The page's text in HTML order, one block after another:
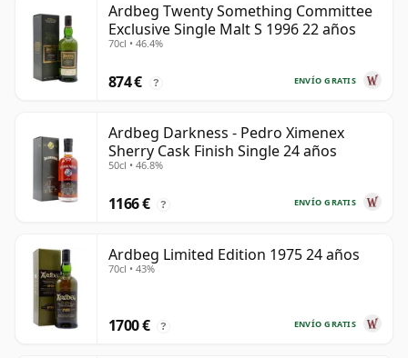
Ardbeg Twenty Something Committee
Exclusive Single Malt S 1996 22 años
70cl • 46.4%
ENVÍO GRATIS
874 € ?
Ardbeg Darkness - Pedro Ximenex
Sherry Cask Finish Single 24 años
50cl • 46.8%
ENVÍO GRATIS
1166 € ?
Ardbeg Limited Edition 1975 24 años
70cl • 43%
ENVÍO GRATIS
1700 € ?